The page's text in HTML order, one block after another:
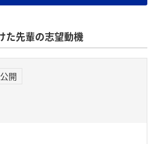
た先輩の志望動機
開